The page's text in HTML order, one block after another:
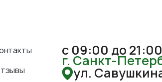
с 09:00 до 21:00
г. Санкт-
ул.